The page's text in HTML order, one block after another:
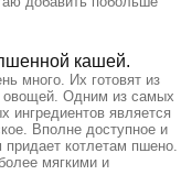
кашей.
много. Их готовят из
овощей. Одним из самых
ингредиентов является
Вполне доступное и
котлетам пшено.
мягкими и